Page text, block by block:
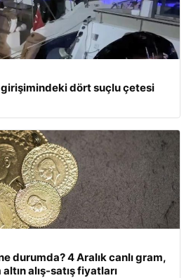
girişimindeki dört suçlu çetesi
durumda? 4 Aralık canlı gram,
alış-satış fiyatları